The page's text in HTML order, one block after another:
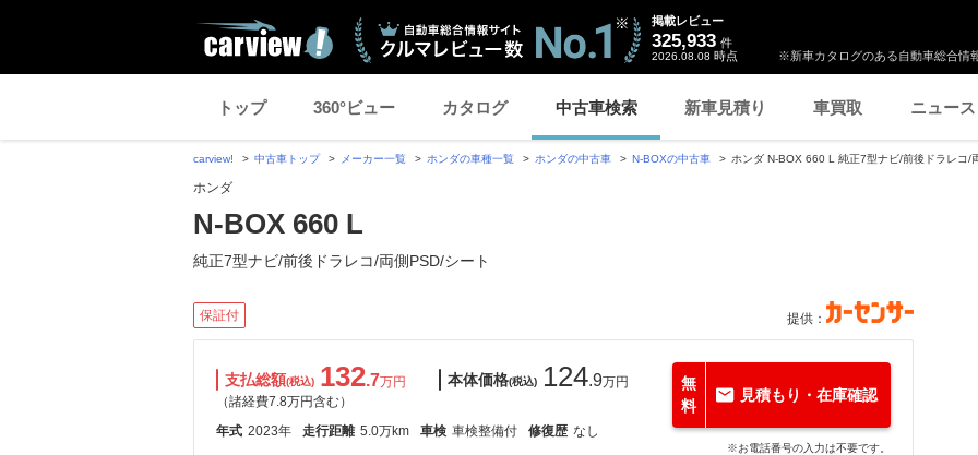
※新車カタログのある自動車総合情
掲載レビュー
325,933 件
2026.08.08 時点
トップ 360°ビュー カタログ 中古車検索 新車見積り 車買取 ニュース
carview! 中古車トップ メーカー一覧 ホンダの車種一覧 ホンダの中古車 N-BOXの中古車 ホンダ N-BOX 660 L 純正7型ナビ/前後ドラレコ/
ホンダ
N-BOX 660 L
純正7型ナビ/前後ドラレコ/両側PSD/シート
保証付 提供：
支払総額(税込) 132.7万円
（諸経費7.8万円含む）
本体価格(税込) 124.9万円
年式 2023年 走行距離 5.0万km 車検 車検整備付 修復歴 なし
無
料
見積もり・在庫確認
※お電話番号の入力は不要です。